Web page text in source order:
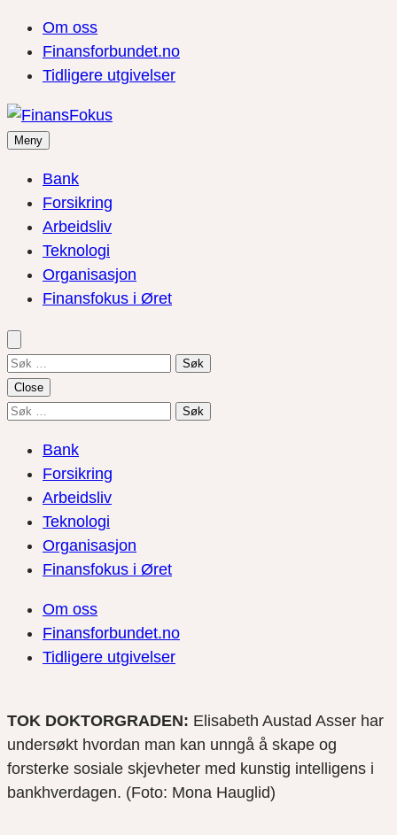
Om oss
Finansforbundet.no
Tidligere utgivelser
Meny
Bank
Forsikring
Arbeidsliv
Teknologi
Organisasjon
Finansfokus i Øret
Søk
etter:
Close
Søk
Bank
Forsikring
Arbeidsliv
Teknologi
Organisasjon
Finansfokus i Øret
Om oss
Finansforbundet.no
Tidligere utgivelser
TOK DOKTORGRADEN: Elisabeth Austad Asser har
undersøkt hvordan man kan unngå å skape og
forsterke sosiale skjevheter med kunstig intelligens i
bankhverdagen. (Foto: Mona Hauglid)